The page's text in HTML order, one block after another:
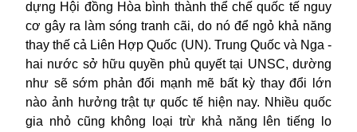
dựng Hội đồng Hòa bình thành thể chế quốc tế nguy
cơ gây ra làm sóng tranh cãi, do nó để ngỏ khả năng
thay thế cả Liên Hợp Quốc (UN). Trung Quốc và Nga -
hai nước sở hữu quyền phủ quyết tại UNSC, dường
như sẽ sớm phản đối mạnh mẽ bất kỳ thay đổi lớn
nào ảnh hưởng trật tự quốc tế hiện nay. Nhiều quốc
gia nhỏ cũng không loại trừ khả năng lên tiếng lo